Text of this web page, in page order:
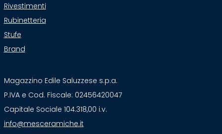
Rivestimenti
Rubinetteria
Stufe
Brand
Magazzino Edile Saluzzese s.p.a.
P.IVA e Cod. Fiscale: 02456420047
Capitale Sociale 104.318,00 i.v.
info@mesceramiche.it